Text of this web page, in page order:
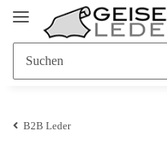
B2B Leder